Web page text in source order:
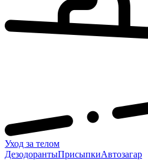
Уход за телом
ДезодорантыПрисыпкиАвтозагар